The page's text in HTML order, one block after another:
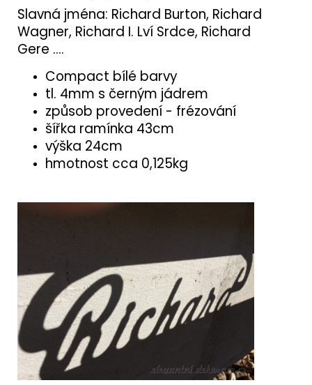
Slavná jména: Richard Burton, Richard
Wagner, Richard I. Lví Srdce, Richard
Gere ....
Compact bílé barvy
tl. 4mm s černým jádrem
způsob provedení - frézování
šířka ramínka 43cm
výška 24cm
hmotnost cca 0,125kg